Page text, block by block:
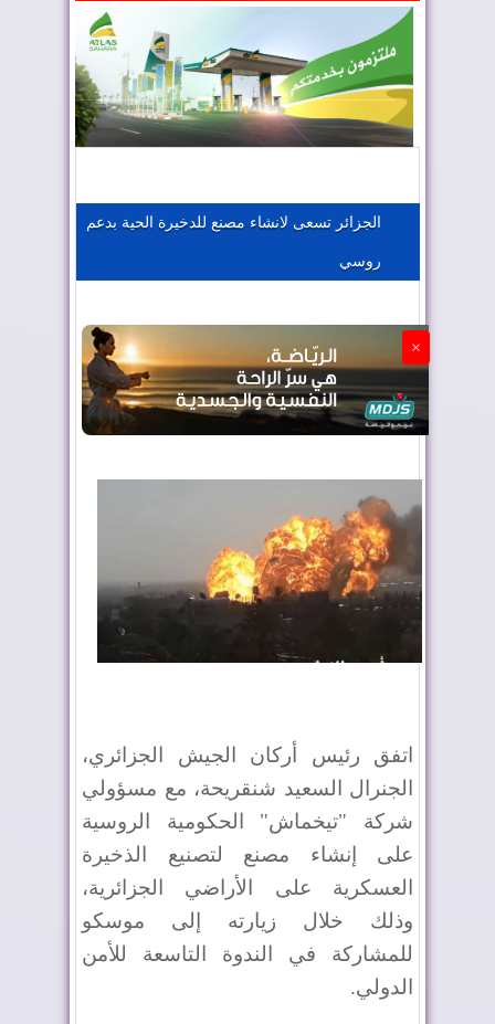
المغرب يعزز موقعه في صناعة الطيران
الجزائر تستسلم لفرنسا
الجزائر تسعى لانشاء مصنع للدخيرة الحية بدعم
روسي
×
اتفق رئيس أركان الجيش الجزائري،
الجنرال السعيد شنقريحة، مع مسؤولي
شركة "تيخماش" الحكومية الروسية
على إنشاء مصنع لتصنيع الذخيرة
العسكرية على الأراضي الجزائرية،
وذلك خلال زيارته إلى موسكو
للمشاركة في الندوة التاسعة للأمن
الدولي.